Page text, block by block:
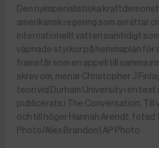
Den nyimperialistiska
amerikansk regering som avrättar
internationellt vatten samtidigt
väpnade styrkor på hemmaplan
framstår som en appell till samma
skrev om, menar Christopher J
teori vid Durham University i en text
publicerats i The Conversation. Till
och till höger Hannah Arendt, fotad
Photo/Alex Brandon | AP Photo